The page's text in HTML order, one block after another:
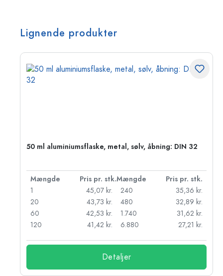
Lignende produkter
50 ml aluminiumsflaske, metal, sølv, åbning: DIN 32
Mængde Pris pr. stk.Mængde
Pris pr. stk.
1
45,07 kr.
20
43,73 kr.
60
42,53 kr.
120
41,42 kr.
240
35,36 kr.
480
32,89 kr.
1.740
31,62 kr.
6.880
27,21 kr.
Detaljer